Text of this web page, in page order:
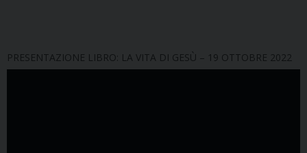
PRESENTAZIONE LIBRO: LA VITA DI GESÙ – 19 OTTOBRE 2022